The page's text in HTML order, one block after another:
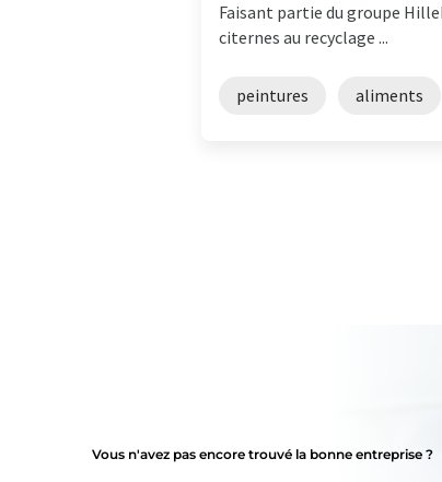
Faisant partie du groupe
citernes au recyclage ...
peintures aliments
Vous n'avez pas encore trouvé la bonne entreprise ?